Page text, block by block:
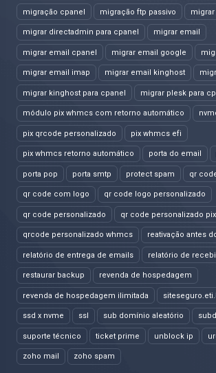
migração cpanel migração ftp passivo
migrar directadmin para cpanel migrar email
migrar email cpanel migrar email google
migrar email imap migrar email kinghost
migrar kinghost para cpanel migrar plesk para
módulo pix whmcs com retorno automático
pix qrcode personalizado pix whmcs efi
pix whmcs retorno automático porta do email
porta pop porta smtp protect spam qr
qr code com logo qr code logo personalizado
qr code personalizado qr code personalizado
qrcode personalizado whmcs reativação antes
relatório de entrega de emails relatório de
restaurar backup revenda de hospedagem
revenda de hospedagem ilimitada
ssd x nvme ssl sub domínio aleatório
suporte técnico ticket prime unblock ip
zoho mail zoho spam